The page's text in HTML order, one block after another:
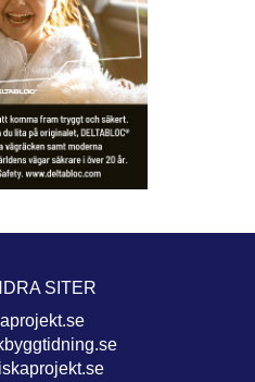
SITER